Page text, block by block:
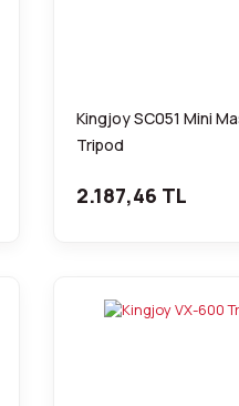
Kingjoy SC051 Mini
Tripod
2.187,46 TL